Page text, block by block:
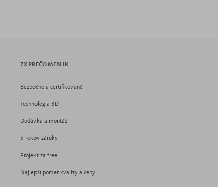
7X PREČO MEBLIK
Bezpečné a certifikované
Technológia 3D
Dodávka a montáž
5 rokov záruky
Projekt za free
Najlepší pomer kvality a ceny